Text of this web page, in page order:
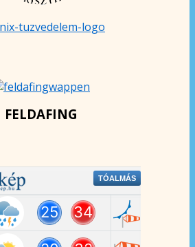
FELDAFING